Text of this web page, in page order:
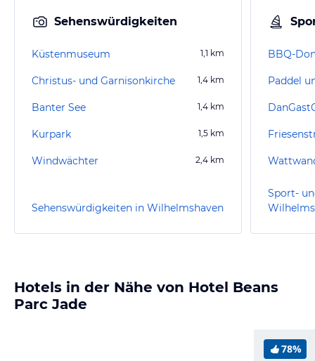
Sehenswürdigkeiten
Küstenmuseum 1,1 km
Christus- und Garnisonkirche 1,4 km
Banter See 1,4 km
Kurpark 1,5 km
Windwächter 2,4 km
Sehenswürdigkeiten in Wilhelmshaven
Paddel
Sport-
Hotels in der Nähe von Hotel Beans
Parc Jade
78%